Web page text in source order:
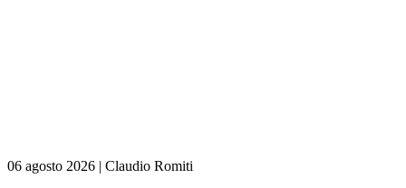
06 agosto 2026 | Claudio Romiti